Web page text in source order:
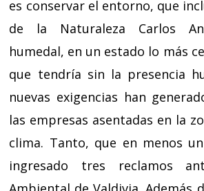
es conservar el entorno, que
de la Naturaleza Carlos
humedal, en un estado lo más
que tendría sin la presencia
nuevas exigencias han
las empresas asentadas en la
clima. Tanto, que en menos
ingresado tres reclamos